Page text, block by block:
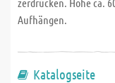
Aufhängen.
Katalogseite